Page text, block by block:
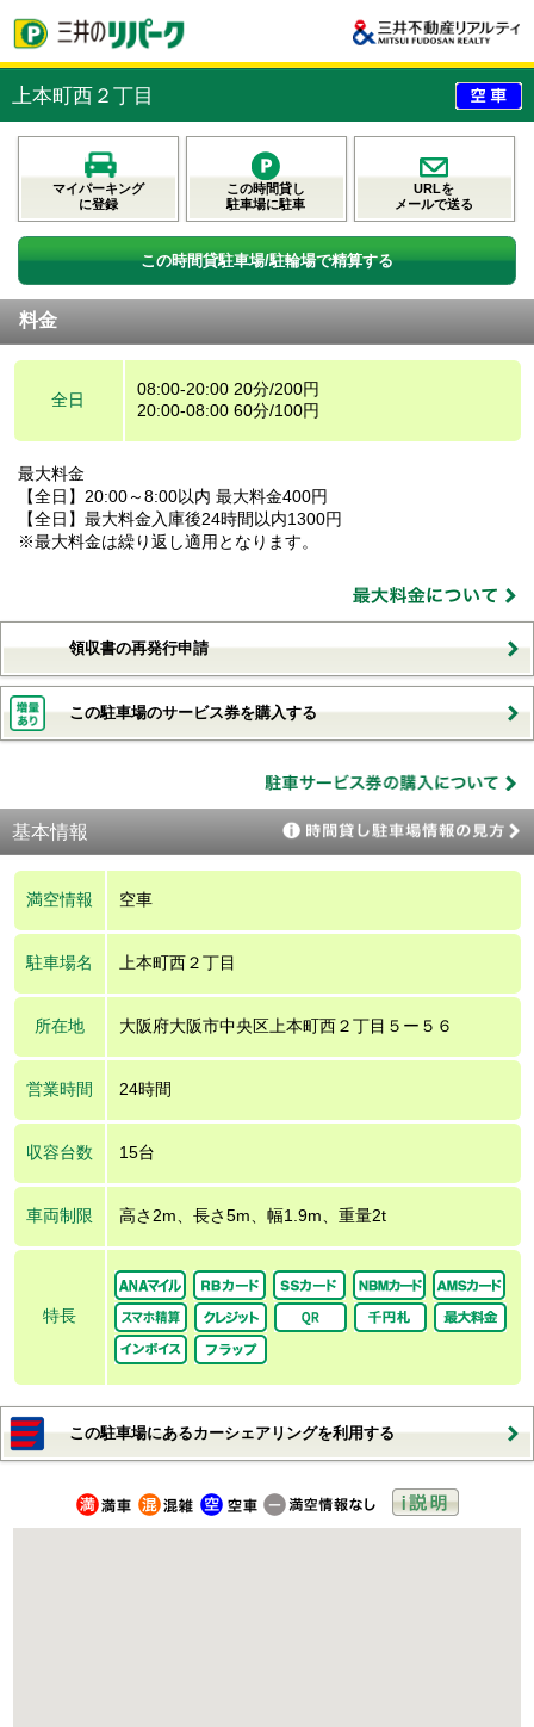
上本町西２丁目
マイパーキング
に登録
この時間貸し
駐車場に駐車
URLを
メールで送る
この時間貸駐車場/駐輪場で精算する
料金
全日
08:00-20:00 20分/200円
20:00-08:00 60分/100円
最大料金
【全日】20:00～8:00以内 最大料金400円
【全日】最大料金入庫後24時間以内1300円
※最大料金は繰り返し適用となります。
領収書の再発行申請
この駐車場のサービス券を購入する
基本情報
満空情報 空車
駐車場名 上本町西２丁目
所在地 大阪府大阪市中央区上本町西２丁目５ー５６
営業時間 24時間
収容台数 15台
車両制限 高さ2m、長さ5m、幅1.9m、重量2t
特長
この駐車場にあるカーシェアリングを利用する